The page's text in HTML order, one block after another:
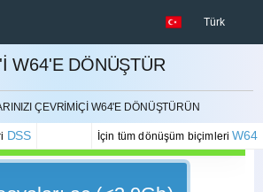
Türk
W64'E DÖNÜŞTÜR
ÇEVRIMIÇI W64'E DÖNÜŞTÜRÜN
DSS İçin tüm dönüşüm biçimleriW64
İPTAL ETMEK